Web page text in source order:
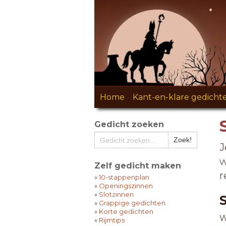
Home Kant-en-klare
Gedicht zoeken
Zelf gedicht maken
»10-stappenplan
» Openingszinnen
» Slotzinnen
» Grappige gedichten
» Korte gedichten
» Rijmtips